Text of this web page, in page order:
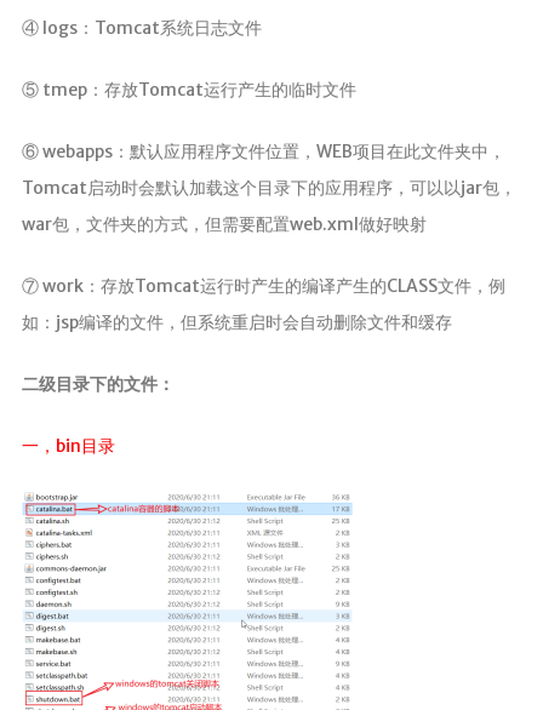
④ logs：Tomcat系统日志文件
⑤ tmep：存放Tomcat运行产生的临时文件
⑥ webapps：默认应用程序文件位置，WEB项目在此文件夹中，
Tomcat启动时会默认加载这个目录下的应用程序，可以以jar包，
war包，文件夹的方式，但需要配置web.xml做好映射
⑦ work：存放Tomcat运行时产生的编译产生的CLASS文件，例
如：jsp编译的文件，但系统重启时会自动删除文件和缓存
二级目录下的文件：
一，bin目录
java开发
javaSE
JavaWeb
JUC
Shiro
Spring
SpringMVC
SpringBoot
SpringData
SpringSecurity
Swagger